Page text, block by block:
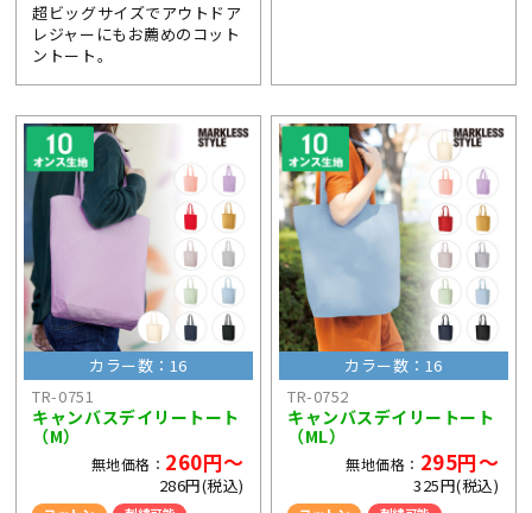
超ビッグサイズでアウトドア
レジャーにもお薦めのコット
ントート。
カラー数：16
TR-0751
キャンバスデイリートート
（M）
無地価格： 260円～
286円(税込)
カラー数：16
TR-0752
キャンバスデイリートート
（ML）
無地価格： 295円～
325円(税込)